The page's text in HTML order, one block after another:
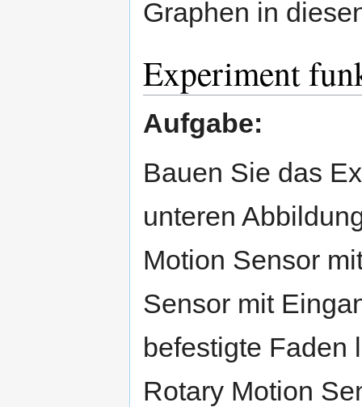
Graphen in
Experiment
Aufgabe:
Bauen Sie das
unteren
Motion Sensor
Sensor mit
befestigte Faden
Rotary Motion